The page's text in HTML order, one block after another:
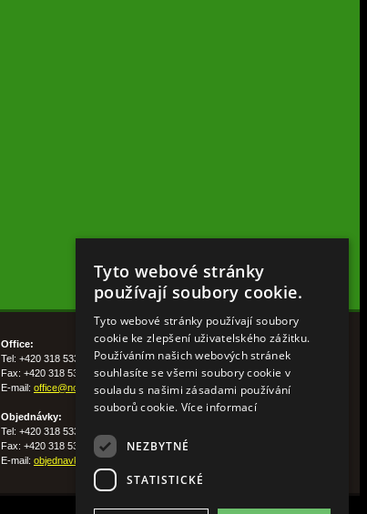
Office:
Tel: +420 318 533 511
Fax: +420 318 533 513
E-mail: office@nohelgarden.cz
Objednávky:
Tel: +420 318 533 533
Fax: +420 318 533 538
E-mail: objednavky@nohelgarden.cz
Tyto webové stránky
používají soubory cookie.
Tyto webové stránky používají soubory
cookie ke zlepšení uživatelského zážitku.
Používáním našich webových stránek
souhlasíte se všemi soubory cookie v
souladu s našimi zásadami používání
souborů cookie. Více informací
NEZBYTNÉ
STATISTICKÉ